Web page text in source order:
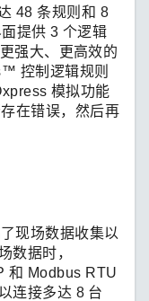
48 条规则和 8
提供 3 个逻辑
强大、更高效的
控制逻辑规则
模拟功能
在错误，然后再
现场数据收集以
数据时，
和 Modbus RTU
连接多达 8 台